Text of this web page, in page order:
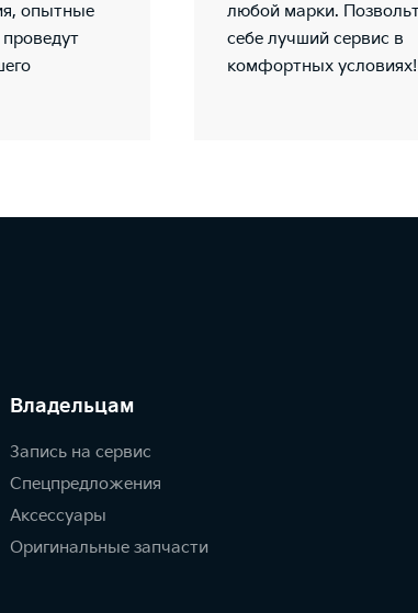
опытные
любой марки.
себе лучший сервис в
комфортных условиях!
Владельцам
Запись на сервис
Спецпредложения
Аксессуары
Оригинальные запчасти